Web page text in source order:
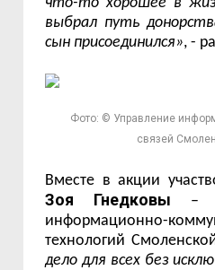
выбрал путь
сын присоединился», -
Фото: © Управление
связей
Вместе в акции
Зоя Гнедковы –
информационно-
технологий
дело для всех без